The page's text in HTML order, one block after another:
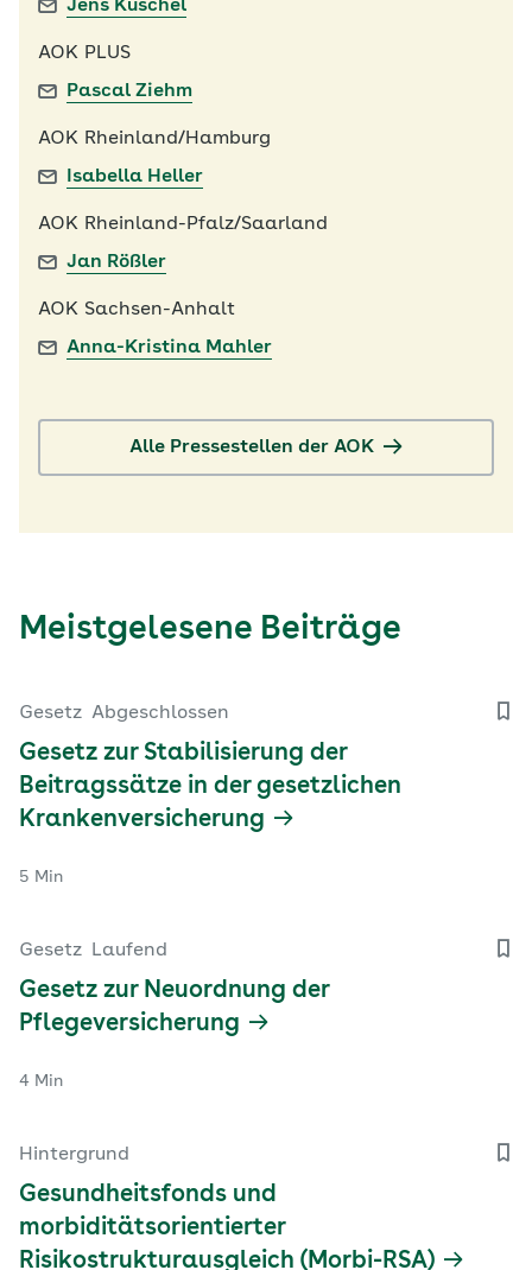
Jens Kuschel
AOK PLUS
Pascal Ziehm
AOK Rheinland/Hamburg
Isabella Heller
AOK Rheinland-Pfalz/Saarland
Jan Rößler
AOK Sachsen-Anhalt
Anna-Kristina Mahler
Alle Pressestellen der AOK
Meistgelesene Beiträge
Gesetz Abgeschlossen
Gesetz zur Stabilisierung der
Beitragssätze in der gesetzlichen
Krankenversicherung
5 Min
Gesetz Laufend
Gesetz zur Neuordnung der
Pflegeversicherung
4 Min
Hintergrund
Gesundheitsfonds und
morbiditätsorientierter
Risikostrukturausgleich (Morbi-RSA)